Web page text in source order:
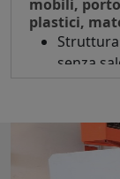
mobili,
plastici,
senza
pistoni
del piano